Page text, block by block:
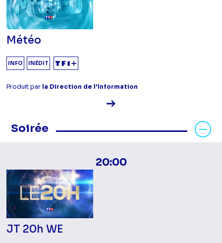
Météo
INFO INÉDIT
Produit parla Direction de l'Information
Voir la fiche diffusion
Soirée
Masquer les programmes Soirée
20:00
JT 20h WE